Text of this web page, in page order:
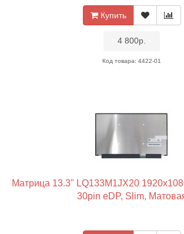
Купить
4 800р.
Код товара: 4422-01
Матрица 13.3" LQ133M1JX20
30pin eDP, Slim,